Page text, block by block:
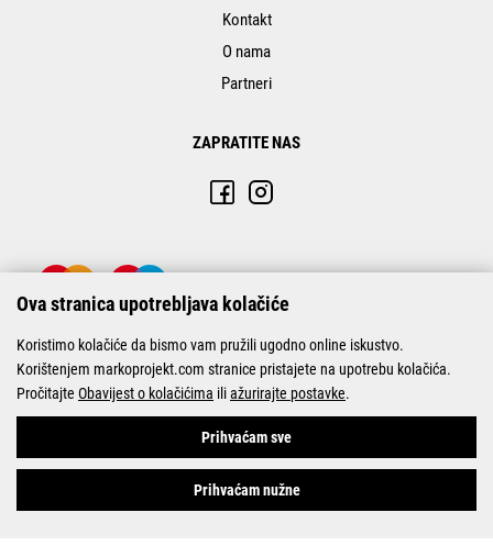
Kontakt
O nama
Partneri
ZAPRATITE NAS
© Marko-Projekt 2026
Ova stranica upotrebljava kolačiće
Koristimo kolačiće da bismo vam pružili ugodno online iskustvo.
Korištenjem markoprojekt.com stranice pristajete na upotrebu kolačića.
Pročitajte Obavijest o kolačićima iliažurirajte postavke.
Prihvaćam sve
Prihvaćam nužne